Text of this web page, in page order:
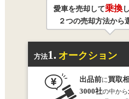
愛車を売却して乗換
２つの売却方法から
方法1. オークション
出品前に 買取
3000社の中から